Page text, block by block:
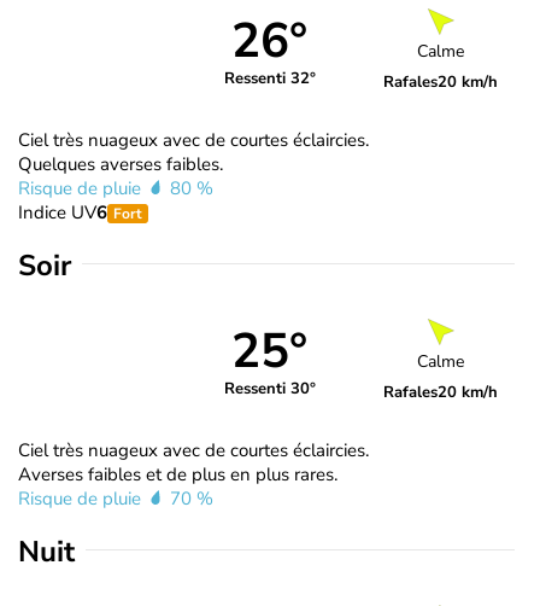
26°
Ressenti 32°
Calme
Rafales20 km/h
Ciel très nuageux avec de courtes éclaircies.
Quelques averses faibles.
Risque de pluie
80 %
Indice UV6 Fort
Soir
25°
Ressenti 30°
Calme
Rafales20 km/h
Ciel très nuageux avec de courtes éclaircies.
Averses faibles et de plus en plus rares.
Risque de pluie
70 %
Nuit